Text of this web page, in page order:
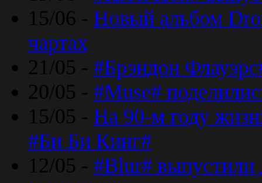
15/06 - Новый альбом
чартах
21/05 - #Брэндон
20/05 - #Muse#
15/05 - На 90-м году
#Би Би Кинг#
12/05 - #Blur# выпустили